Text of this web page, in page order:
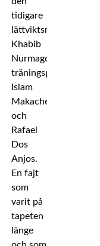
tidigare
lättviktsmästaren
Khabib
Nurmagomedovs
träningspartner
Islam
Makachev
och
Rafael
Dos
Anjos.
En fajt
som
varit på
tapeten
länge